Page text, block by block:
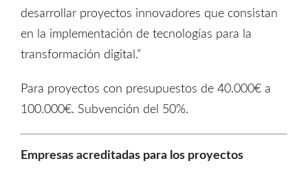
desarrollar proyectos innovadores que consistan
en la implementación de tecnologías para la
transformación digital.”
Para proyectos con presupuestos de 40.000€ a
100.000€. Subvención del 50%.
Empresas acreditadas para los proyectos